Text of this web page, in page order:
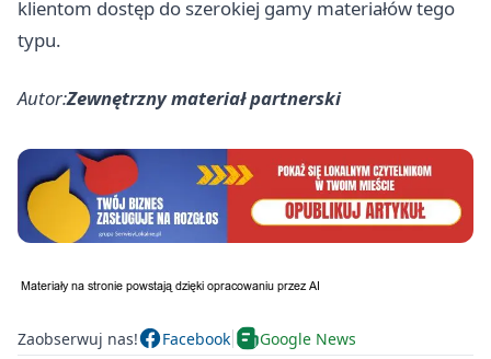
klientom dostęp do szerokiej gamy materiałów tego
typu.
Autor:Zewnętrzny materiał partnerski
Zaobserwuj nas! Facebook Google News